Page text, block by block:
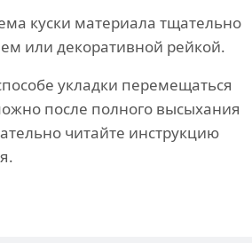
куски материала тщательно
или декоративной рейкой.
укладки перемещаться
после полного высыхания
читайте инструкцию